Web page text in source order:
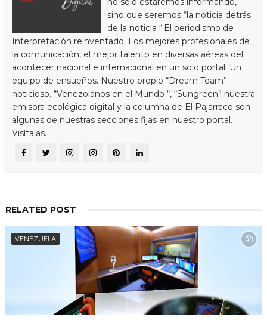
sino que seremos “la noticia detrás
de la noticia “.El periodismo de
Interpretación reinventado. Los mejores profesionales de
la comunicación, el mejor talento en diversas aéreas del
acontecer nacional e internacional en un solo portal. Un
equipo de ensueños. Nuestro propio “Dream Team”
noticioso. “Venezolanos en el Mundo “, “Sungreen” nuestra
emisora ecológica digital y la columna de El Pajarraco son
algunas de nuestras secciones fijas en nuestro portal.
Visítalas.
RELATED POST
VENEZUELA